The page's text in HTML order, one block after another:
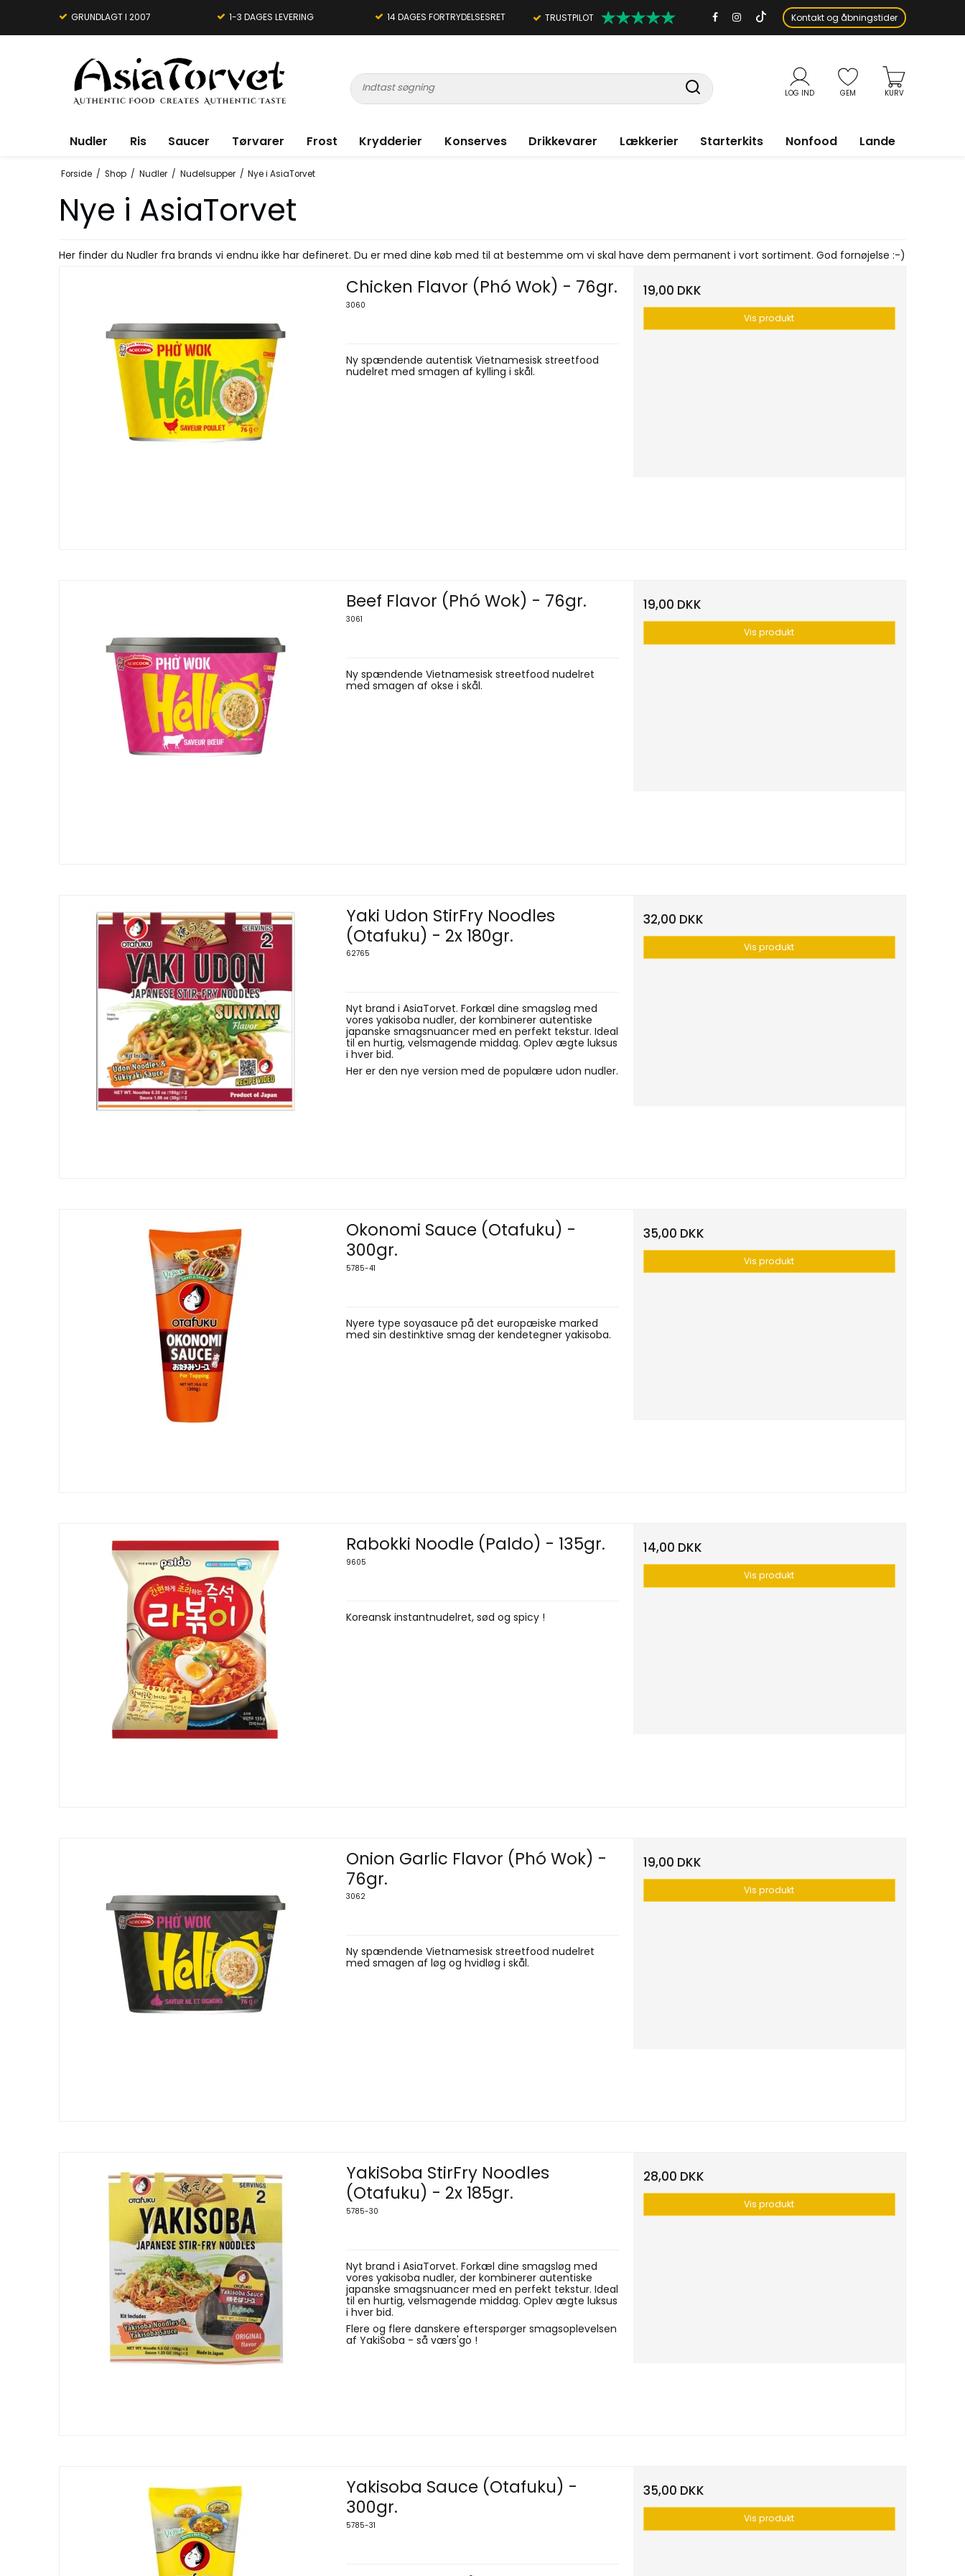
GRUNDLAGT I 2007 1-3 DAGES LEVERING 14 DAGES FORTRYDELSESRET TRUSTPILOT Kontakt og åbningstider
LOG IND GEM KURV
Nudler Ris Saucer Tørvarer Frost Krydderier Konserves Drikkevarer Lækkerier Starterkits Nonfood Lande
Forside / Shop / Nudler / Nudelsupper / Nye i AsiaTorvet
Nye i AsiaTorvet
Her finder du Nudler fra brands vi endnu ikke har defineret. Du er med dine køb med til at bestemme om vi skal have dem permanent i vort sortiment. God fornøjelse :-)
Chicken Flavor (Phó Wok) - 76gr.
3060
Ny spændende autentisk Vietnamesisk streetfood
nudelret med smagen af kylling i skål.
19,00 DKK
Vis produkt
Beef Flavor (Phó Wok) - 76gr.
3061
Ny spændende Vietnamesisk streetfood nudelret
med smagen af okse i skål.
19,00 DKK
Vis produkt
Yaki Udon StirFry Noodles
(Otafuku) - 2x 180gr.
62765
Nyt brand i AsiaTorvet. Forkæl dine smagsløg med
vores yakisoba nudler, der kombinerer autentiske
japanske smagsnuancer med en perfekt tekstur. Ideal
til en hurtig, velsmagende middag. Oplev ægte luksus
i hver bid.
Her er den nye version med de populære udon nudler.
32,00 DKK
Vis produkt
Okonomi Sauce (Otafuku) -
300gr.
5785-41
Nyere type soyasauce på det europæiske marked
med sin destinktive smag der kendetegner yakisoba.
35,00 DKK
Vis produkt
Rabokki Noodle (Paldo) - 135gr.
9605
Koreansk instantnudelret, sød og spicy !
14,00 DKK
Vis produkt
Onion Garlic Flavor (Phó Wok) -
76gr.
3062
Ny spændende Vietnamesisk streetfood nudelret
med smagen af løg og hvidløg i skål.
19,00 DKK
Vis produkt
YakiSoba StirFry Noodles
(Otafuku) - 2x 185gr.
5785-30
Nyt brand i AsiaTorvet. Forkæl dine smagsløg med
vores yakisoba nudler, der kombinerer autentiske
japanske smagsnuancer med en perfekt tekstur. Ideal
til en hurtig, velsmagende middag. Oplev ægte luksus
i hver bid.
Flere og flere danskere efterspørger smagsoplevelsen
af YakiSoba - så værs'go !
28,00 DKK
Vis produkt
Yakisoba Sauce (Otafuku) -
300gr.
5785-31
35,00 DKK
Vis produkt